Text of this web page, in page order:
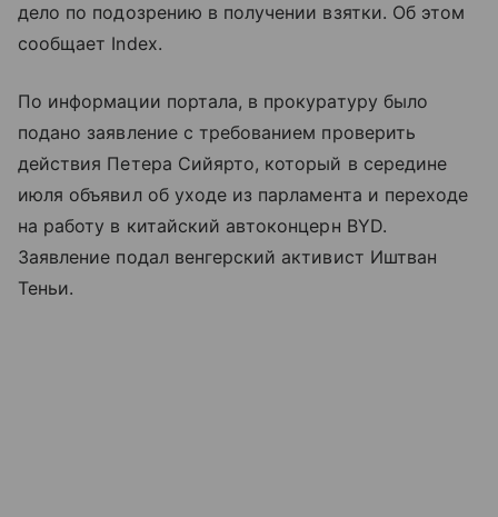
дело по подозрению в получении взятки. Об этом
сообщает Index.
По информации портала, в прокуратуру было
подано заявление с требованием проверить
действия Петера Сийярто, который в середине
июля объявил об уходе из парламента и переходе
на работу в китайский автоконцерн BYD.
Заявление подал венгерский активист Иштван
Теньи.